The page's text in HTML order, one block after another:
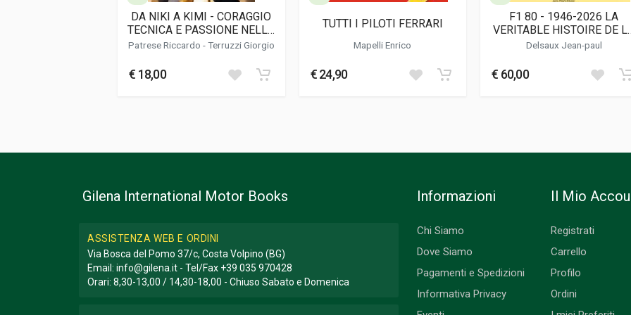
Informazioni aggiuntive
DA NIKI A KIMI - CORAGGIO
TECNICA E PASSIONE NELLA
F1 DI IERI E DI OGGI
Patrese Riccardo -Terruzzi Giorgio
€ 18,00
TUTTI I PILOTI FERRARI
Mapelli Enrico
€ 24,90
F1 80 - 1946-2026 LA
VERITABLE HISTOIRE DE
FORMULE 1
Delsaux Jean-paul
€ 60,00
Gilena International Motor Books
ASSISTENZA WEB E ORDINI
Via Bosca del Pomo 37/c, Costa Volpino (BG)
Email: info@gilena.it - Tel/Fax +39 035 970428
Orari: 8,30-13,00 / 14,30-18,00 - Chiuso Sabato e Domenica
Informazioni
Chi Siamo
Dove Siamo
Pagamenti e Spedizioni
Informativa Privacy
Il Mio
Registrati
Carrello
Profilo
Ordini